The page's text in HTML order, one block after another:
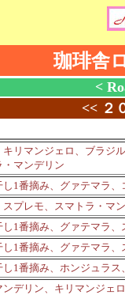
珈琲舎
<
<< ２
キリマンジェロ、ブラジ
マンデリン
し1番摘み、グァテマラ、
スプレモ、スマトラ・マ
し1番摘み、グァテマラ
し1番摘み、グァテマラ
し1番摘み、ホンジュラ
ンデリン、キリマンジェロ